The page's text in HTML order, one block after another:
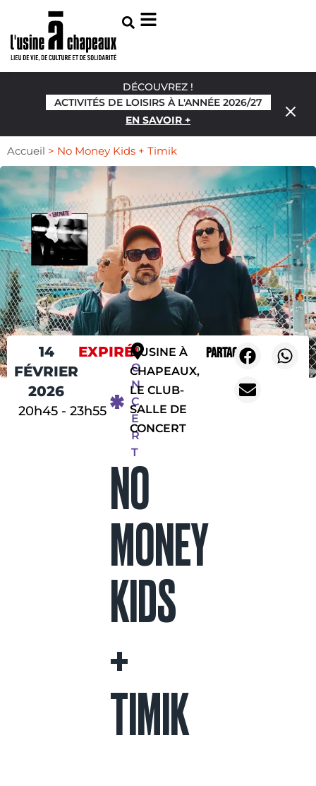
DÉCOUVREZ !
ACTIVITÉS DE LOISIRS À L'ANNÉE 2026/27
EN SAVOIR +
Accueil > No Money Kids + Timik
14
FÉVRIER
2026
EXPIRÉ!
20h45- 23h55
C
O
N
C
E
R
T
L'USINE À
CHAPEAUX,
LE CLUB-
SALLE DE
CONCERT
NO
MONEY
KIDS
+
TIMIK
Partager